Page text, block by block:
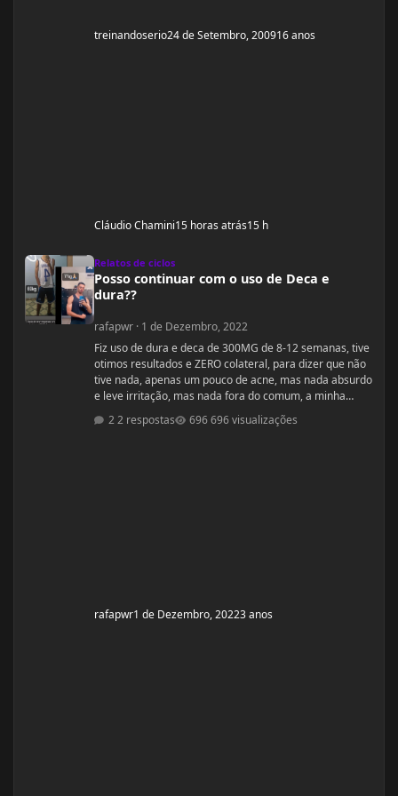
treinandoserio24 de Setembro, 200916 anos
Cláudio Chamini15 horas atrás15 h
Relatos de ciclos
Posso continuar com o uso de Deca e
dura??
rafapwr · 1 de Dezembro, 2022
Fiz uso de dura e deca de 300MG de 8-12 semanas, tive
otimos resultados e ZERO colateral, para dizer que não
tive nada, apenas um pouco de acne, mas nada absurdo
e leve irritação, mas nada fora do comum, a minha
dúvida seria, se posso continuar com essas dosagens
ou devo parar e seguir com outras recomendações,
2 respostas 696 visualizações
rafapwr1 de Dezembro, 20223 anos